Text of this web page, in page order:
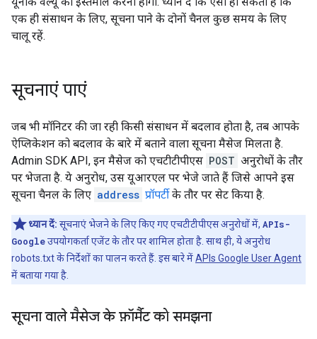
एक ही संसाधन के लिए, सूचना पाने के दोनों चैनल कुछ समय के लिए
चालू रहें.
सूचनाएं पाएं
जब भी मॉनिटर की जा रही किसी संसाधन में बदलाव होता है, तब आपके
ऐप्लिकेशन को बदलाव के बारे में बताने वाला सूचना मैसेज मिलता है.
Admin SDK API, इन मैसेज को एचटीटीपीएस POST अनुरोधों के तौर
पर भेजता है. ये अनुरोध, उस यूआरएल पर भेजे जाते हैं जिसे आपने इस
सूचना चैनल के लिए address प्रॉपर्टीके तौर पर सेट किया है.
ध्यान दें: सूचनाएं भेजने के लिए किए गए एचटीटीपीएस अनुरोधों में, APIs-
Googleउपयोगकर्ता एजेंट के तौर पर शामिल होता है. साथ ही, ये अनुरोध
robots.txt के निर्देशों का पालन करते हैं. इस बारे मेंAPIs Google User Agent
में बताया गया है.
सूचना वाले मैसेज के फ़ॉर्मैट को समझना